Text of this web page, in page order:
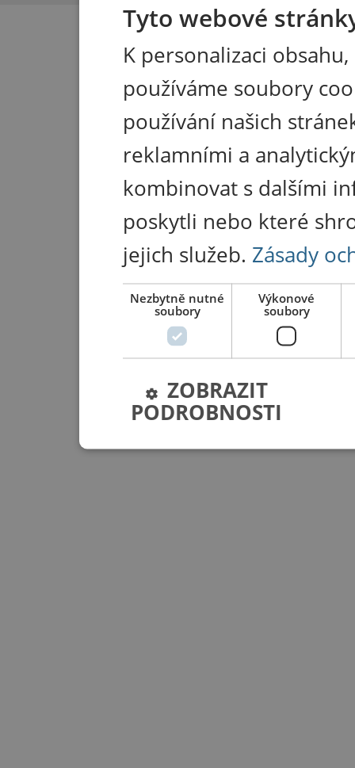
Tyto webové
K personalizaci
používáme soubory
používání našich
reklamními a
kombinovat s dalšími
poskytli nebo které
jejich služeb. Zásady
Nezbytně nutné
soubory
Výkonové
soubory
ZOBRAZIT
PODROBNOSTI